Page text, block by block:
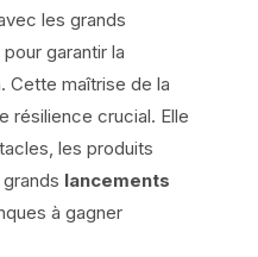
les grands
garantir la
Cette maîtrise de la
résilience crucial. Elle
les produits
lancements
à gagner